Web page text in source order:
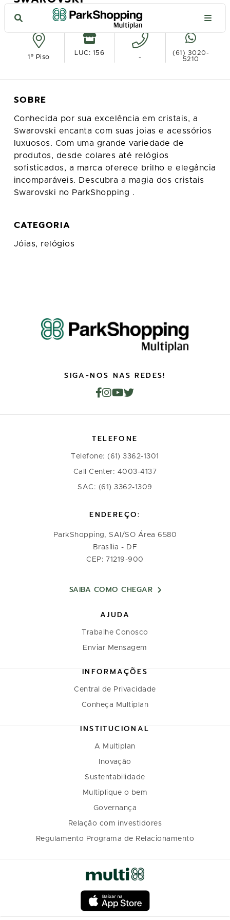
Ver no mapa
1º Piso
LUC: 156
-
(61) 3020-
5210
SOBRE
Conhecida por sua excelência em cristais, a
Swarovski encanta com suas joias e acessórios
luxuosos. Com uma grande variedade de
produtos, desde colares até relógios
sofisticados, a marca oferece brilho e elegância
incomparáveis. Descubra a magia dos cristais
Swarovski no ParkShopping .
CATEGORIA
Jóias, relógios
SIGA-NOS NAS REDES!
TELEFONE
Telefone: (61) 3362-1301
Call Center: 4003-4137
SAC: (61) 3362-1309
ENDEREÇO:
ParkShopping, SAI/SO Área 6580
Brasília - DF
CEP: 71219-900
SAIBA COMO CHEGAR
AJUDA
Trabalhe Conosco
Enviar Mensagem
INFORMAÇÕES
Central de Privacidade
Conheça Multiplan
INSTITUCIONAL
A Multiplan
Inovação
Sustentabilidade
Multiplique o bem
Governança
Relação com investidores
Regulamento Programa de Relacionamento